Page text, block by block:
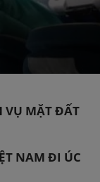
VỤ MẶT ĐẤT
NAM ĐI ÚC